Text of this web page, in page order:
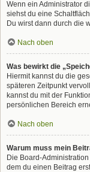
Wenn ein Administrator
siehst du eine
Du wirst dann durch die
Nach oben
Was bewirkt die
Hiermit kannst du die
späteren Zeitpunkt
kannst du mit der
persönlichen Bereich
Nach oben
Warum muss mein
Die Board-
dem du einen Beitrag